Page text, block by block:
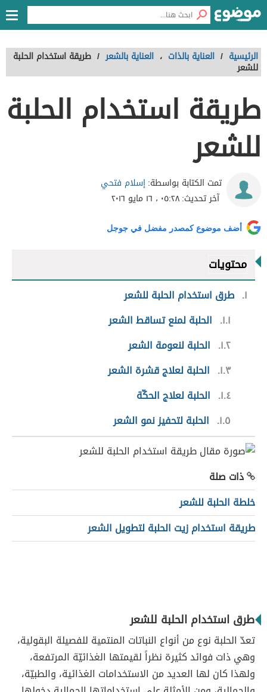
الرئيسية / العناية بالذات ، العناية بالشعر / طريقة استخدام الحلبة
للشعر
طريقة استخدام الحلبة
للشعر
تمت الكتابة بواسطة:إسلام فتحي
آخر تحديث:٠٥:٢٨ ، ١٦ مايو ٢٠١٦
أضف موضوع كمصدر مفضل في جوجل
محتويات
١ طرق استخدام الحلبة للشعر
١.١
الحلبة لمنع تساقط الشعر
١.٢
الحلبة لنعومة الشعر
١.٣
الحلبة لعلاج قشرة الشعر
١.٤
الحلبة لعلاج الحكّة
١.٥
الحلبة لتحفيز نمو الشعر
ذات صلة
خلطة الحلبة للشعر
طريقة استخدام زيت الحلبة لتطويل الشعر
طرق استخدام الحلبة للشعر
تعدّ الحلبة نوع من أنواع النباتات المنتمية للفصيلة البقولية،
وهي ذات فوائد كثيرة نظراً لقيمتها الغذائيّة المرتفعة،
ولهذا كان لها العديد من الاستخدامات الغذائية، والطبيّة،